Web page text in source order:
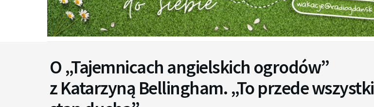
O „Tajemnicach angielskich ogrodów”
z Katarzyną Bellingham. „To przede